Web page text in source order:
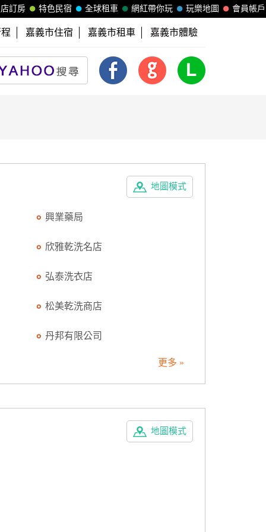
會員帳戶
玩樂地圖
網紅帶你玩
全球租車
特色民宿
訂房
嘉義市住宿 嘉義市租車 嘉義市體驗
地圖模式
興業藥局
欣雅乾洗名店
弘泰洗衣店
松美乾洗商店
丹邦有限公司
更多 »
地圖模式